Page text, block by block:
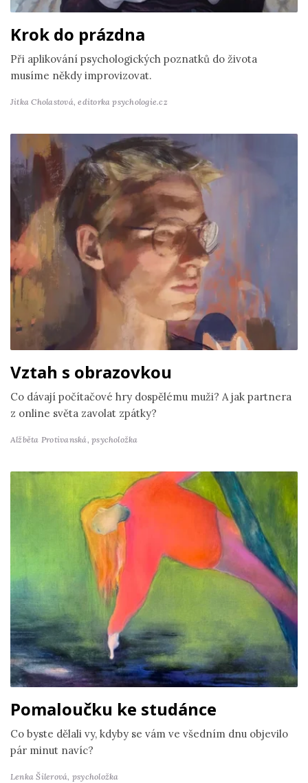
Krok do prázdna
Při aplikování psychologických poznatků do života
musíme někdy improvizovat.
Jitka Cholastová,editorka psychologie.cz
Vztah s obrazovkou
Co dávají počítačové hry dospělému muži? A jak partnera
z online světa zavolat zpátky?
Alžběta Protivanská,psycholožka
Pomaloučku ke studánce
Co byste dělali vy, kdyby se vám ve všedním dnu objevilo
pár minut navíc?
Lenka Šilerová, psycholožka